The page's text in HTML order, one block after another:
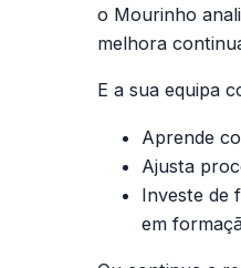
o Mourinho
melhora
E a sua equipa
Aprende
Ajusta
Investe de
em